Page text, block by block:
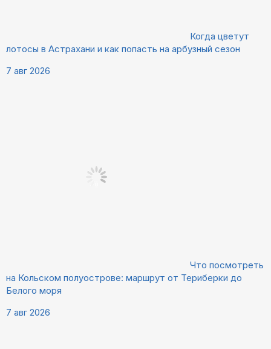
Когда цветут
лотосы в Астрахани и как попасть на арбузный сезон
7 авг 2026
Что посмотреть
на Кольском полуострове: маршрут от Териберки до
Белого моря
7 авг 2026